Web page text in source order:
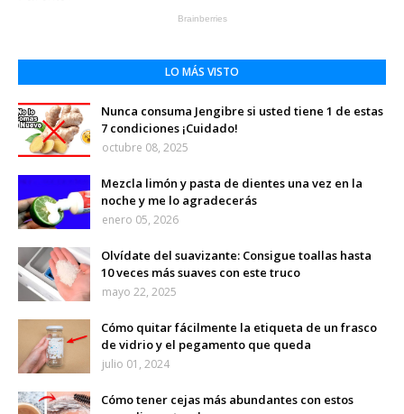
LO MÁS VISTO
Nunca consuma Jengibre si usted tiene 1 de estas
7 condiciones ¡Cuidado!
octubre 08, 2025
Mezcla limón y pasta de dientes una vez en la
noche y me lo agradecerás
enero 05, 2026
Olvídate del suavizante: Consigue toallas hasta
10 veces más suaves con este truco
mayo 22, 2025
Cómo quitar fácilmente la etiqueta de un frasco
de vidrio y el pegamento que queda
julio 01, 2024
Cómo tener cejas más abundantes con estos